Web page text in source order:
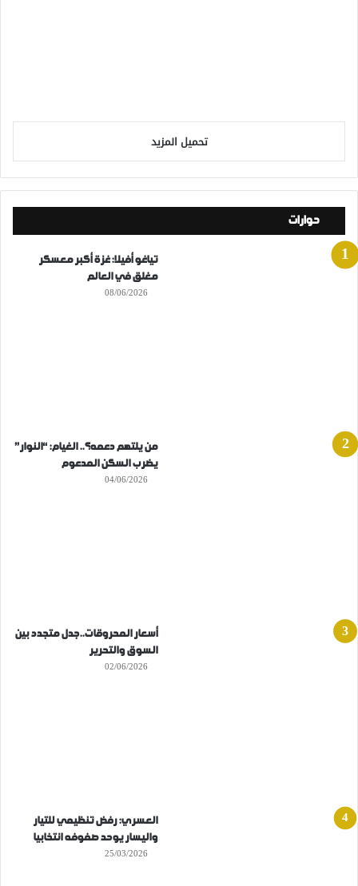
تحميل المزيد
حوارات
تياغو أفيلا: غزة أكبر معسكر
مغلق في العالم
08/06/2026
من يلتهم دعمه؟.. الغيام: “النوار”
يضرب السكن المدعوم
04/06/2026
أسعار المحروقات..جدل متجدد بين
السوق والتحرير
02/06/2026
العسري: رفض تنظيمي للتيار
واليسار يوحد صفوفه انتخابيا
25/03/2026